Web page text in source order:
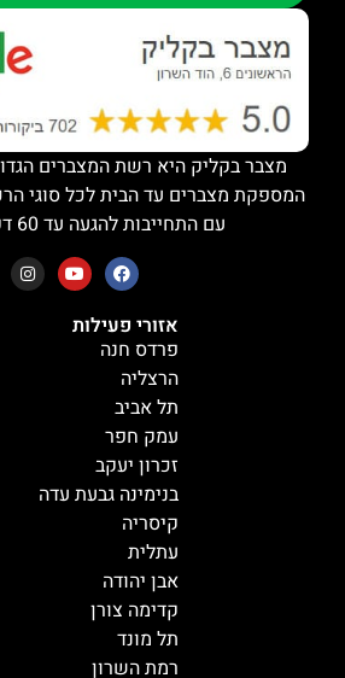
אזורי פעילות
פרדס חנה
הרצליה
תל אביב
עמק חפר
זכרון יעקב
בנימינה גבעת עדה
קיסריה
עתלית
אבן יהודה
קדימה צורן
תל מונד
רמת השרון
מצבר בקליק היא רשת המצברים
המספקת מצברים עד הבית לכל סוגי
עם התחייבות להגעה עד 60 דקות בלבד.